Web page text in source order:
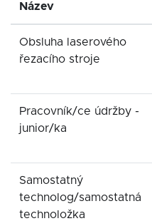
Název
Obsluha laserového
řezacího stroje
Pracovník/ce údržby -
junior/ka
Samostatný
technolog/samostatná
technoložka